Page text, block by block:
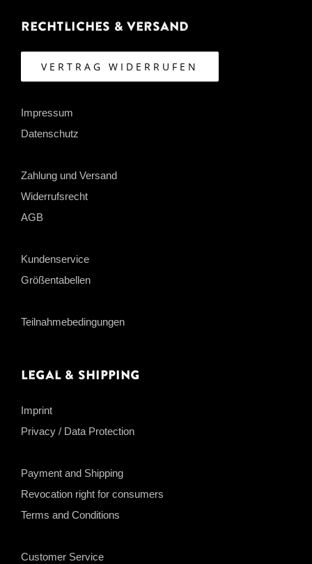
Rechtliches & Versand
VERTRAG WIDERRUFEN
Impressum
Datenschutz
Zahlung und Versand
Widerrufsrecht
AGB
Kundenservice
Größentabellen
Teilnahmebedingungen
Legal & Shipping
Imprint
Privacy / Data Protection
Payment and Shipping
Revocation right for consumers
Terms and Conditions
Customer Service